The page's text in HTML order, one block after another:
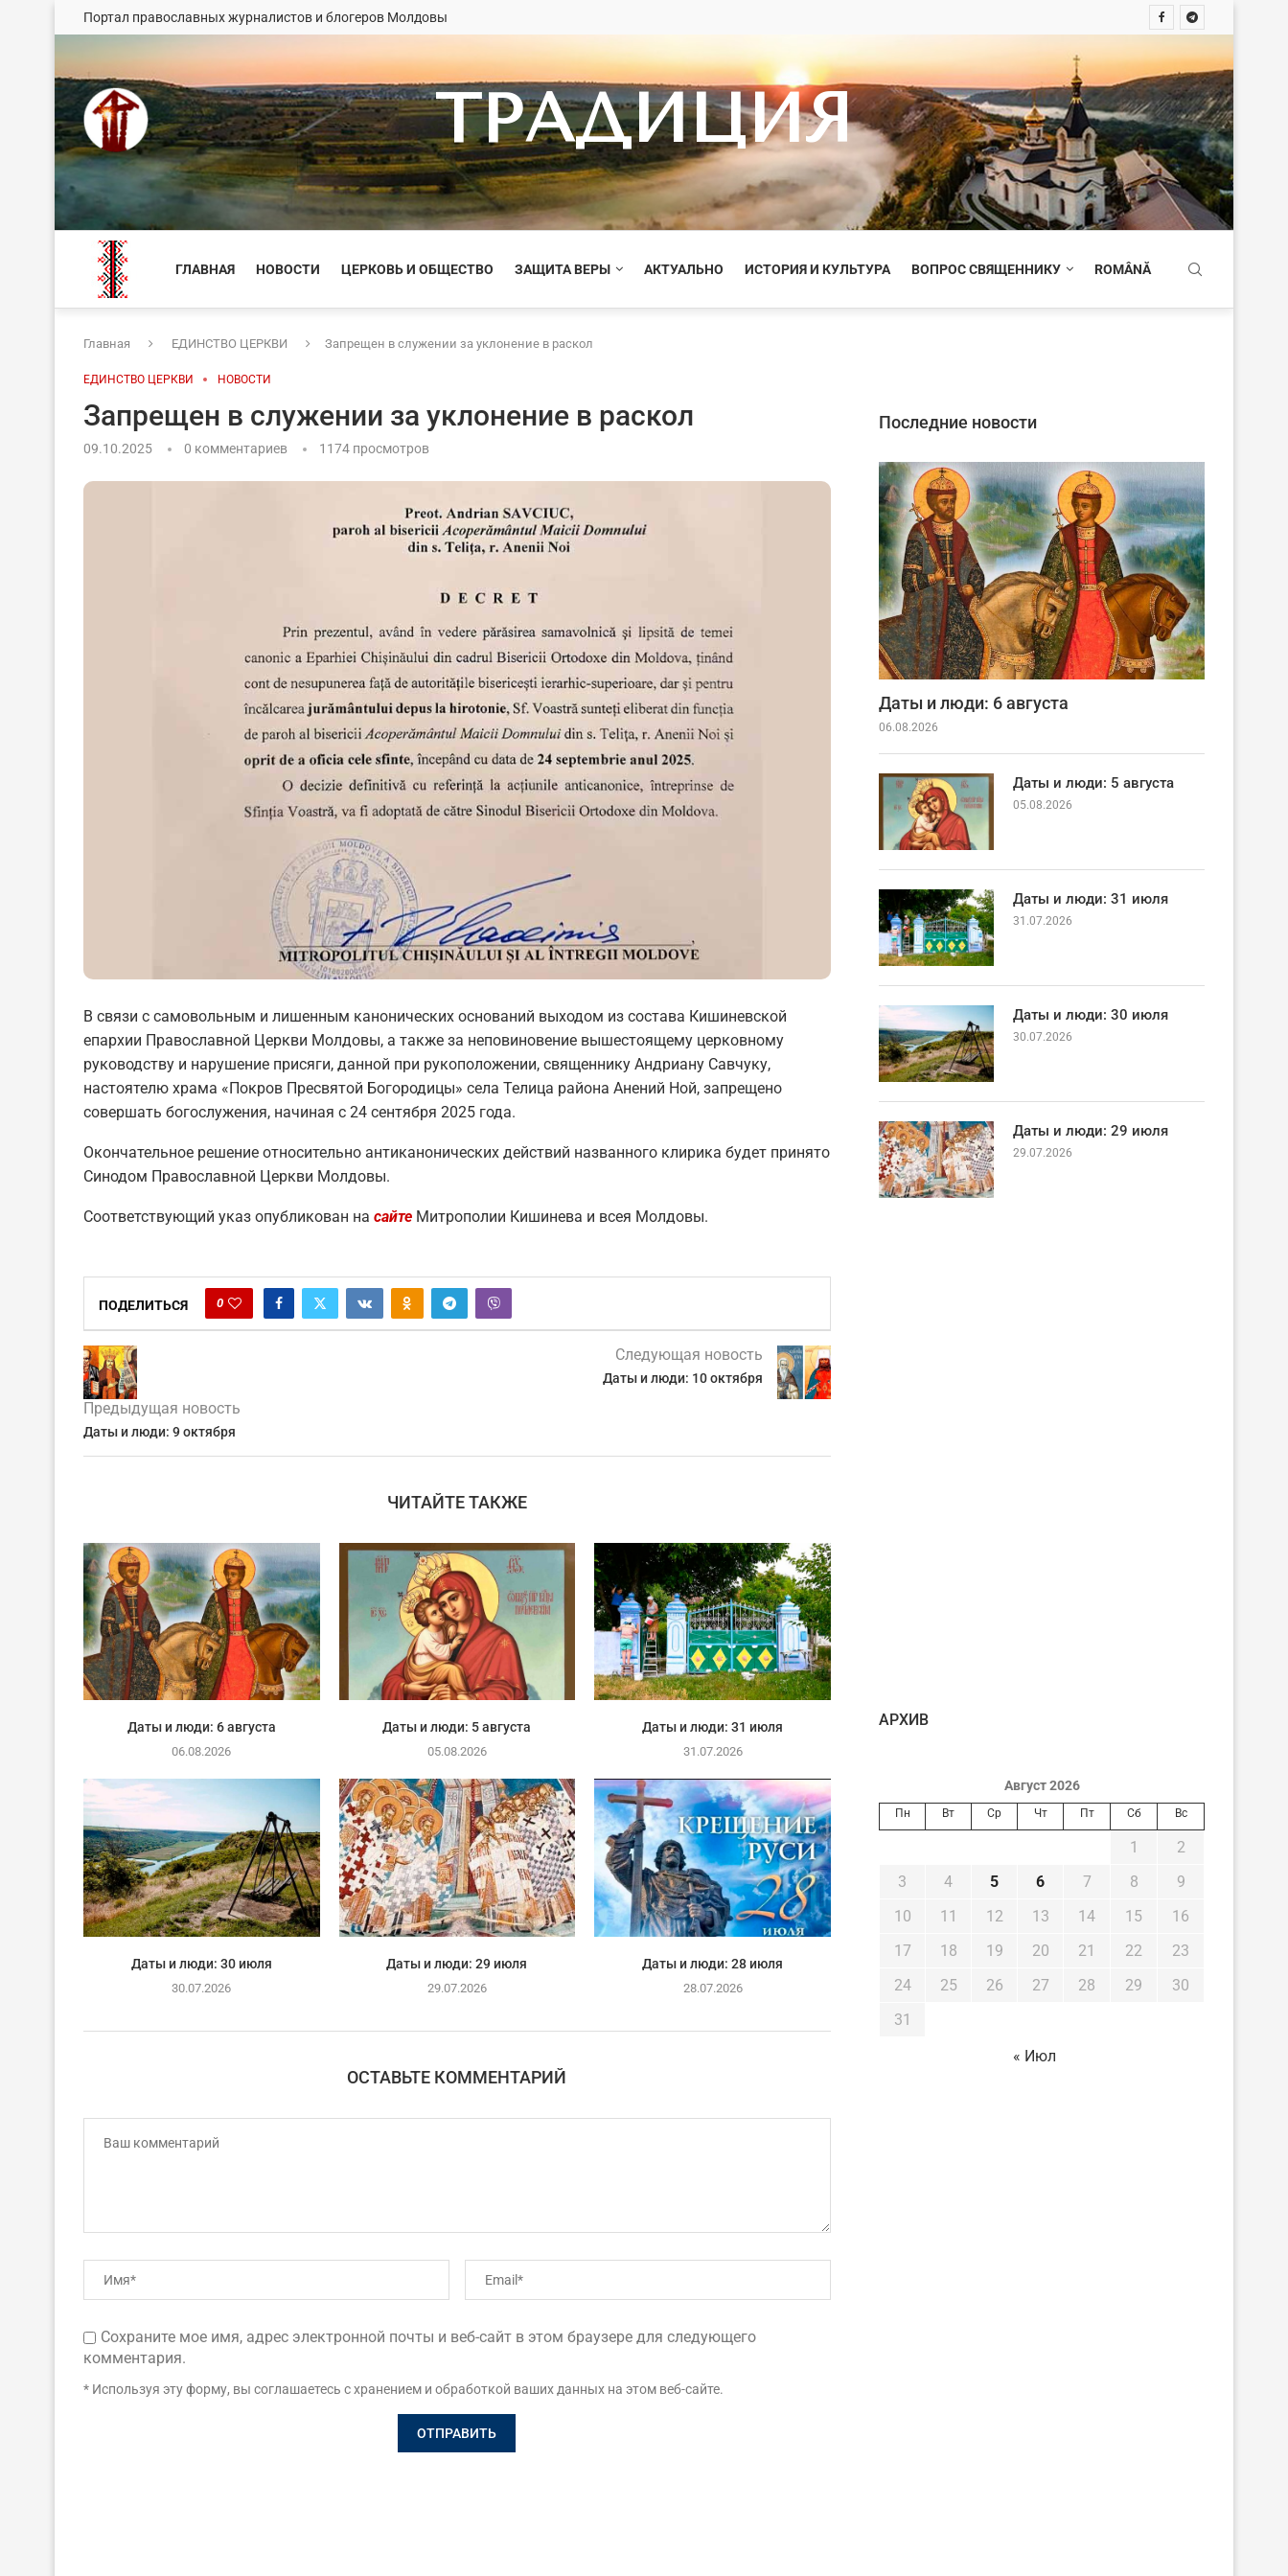
Портал православных журналистов и блогеров Молдовы
ТРАДИЦИЯ
ГЛАВНАЯ НОВОСТИ ЦЕРКОВЬ И ОБЩЕСТВО ЗАЩИТА ВЕРЫ АКТУАЛЬНО ИСТОРИЯ И КУЛЬТУРА ВОПРОС СВЯЩЕННИКУ ROMÂNĂ
Главная ЕДИНСТВО ЦЕРКВИ Запрещен в служении за уклонение в раскол
ЕДИНСТВО ЦЕРКВИ НОВОСТИ
Запрещен в служении за уклонение в раскол
09.10.2025 0 комментариев 1174 просмотров
В связи с самовольным и лишенным канонических оснований выходом из состава Кишиневской
епархии Православной Церкви Молдовы, а также за неповиновение вышестоящему церковному
руководству и нарушение присяги, данной при рукоположении, священнику Андриану Савчуку,
настоятелю храма «Покров Пресвятой Богородицы» села Телица района Анений Ной, запрещено
совершать богослужения, начиная с 24 сентября 2025 года.
Окончательное решение относительно антиканонических действий названного клирика будет принято
Синодом Православной Церкви Молдовы.
Соответствующий указ опубликован на сайте Митрополии Кишинева и всея Молдовы.
ПОДЕЛИТЬСЯ 0
Предыдущая новость
Даты и люди: 9 октября
Следующая новость
Даты и люди: 10 октября
ЧИТАЙТЕ ТАКЖЕ
Даты и люди: 6 августа
06.08.2026
Даты и люди: 5 августа
05.08.2026
Даты и люди: 31 июля
31.07.2026
Даты и люди: 30 июля
30.07.2026
Даты и люди: 29 июля
29.07.2026
Даты и люди: 28 июля
28.07.2026
ОСТАВЬТЕ КОММЕНТАРИЙ
Сохраните мое имя, адрес электронной почты и веб-сайт в этом браузере для следующего
комментария.
* Используя эту форму, вы соглашаетесь с хранением и обработкой ваших данных на этом веб-сайте.
Последние новости
Даты и люди: 6 августа
06.08.2026
Даты и люди: 5 августа
05.08.2026
Даты и люди: 31 июля
31.07.2026
Даты и люди: 30 июля
30.07.2026
Даты и люди: 29 июля
29.07.2026
AРХИВ
Август 2026
Пн Вт Ср Чт Пт Сб Вс
1
2
3
4 5 6 7 8
9
10
11 12 13 14 15
16
17
18 19 20 21 22
23
24
25 26 27 28 29
30
31
« Июл